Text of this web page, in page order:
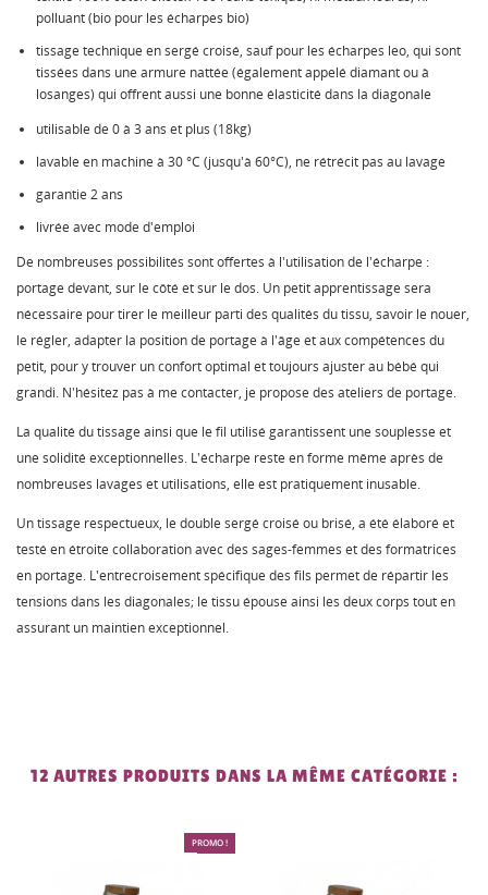
polluant (bio pour les écharpes bio)
tissage technique en sergé croisé, sauf pour les écharpes leo, qui sont
tissées dans une armure nattée (également appelé diamant ou à
losanges) qui offrent aussi une bonne élasticité dans la diagonale
utilisable de 0 à 3 ans et plus (18kg)
lavable en machine à 30 °C (jusqu'à 60°C), ne rétrécit pas au lavage
garantie 2 ans
livrée avec mode d'emploi
De nombreuses possibilités sont offertes à l'utilisation de l'écharpe :
portage devant, sur le côté et sur le dos. Un petit apprentissage sera
nécessaire pour tirer le meilleur parti des qualités du tissu, savoir le nouer,
le régler, adapter la position de portage à l'âge et aux compétences du
petit, pour y trouver un confort optimal et toujours ajuster au bébé qui
grandi. N'hésitez pas à me contacter, je propose des ateliers de portage.
La qualité du tissage ainsi que le fil utilisé garantissent une souplesse et
une solidité exceptionnelles. L'écharpe reste en forme même après de
nombreuses lavages et utilisations, elle est pratiquement inusable.
Un tissage respectueux, le double sergé croisé ou brisé, a été élaboré et
testé en étroite collaboration avec des sages-femmes et des formatrices
en portage. L'entrecroisement spécifique des fils permet de répartir les
tensions dans les diagonales; le tissu épouse ainsi les deux corps tout en
assurant un maintien exceptionnel.
12 AUTRES PRODUITS DANS LA MÊME CATÉGORIE :